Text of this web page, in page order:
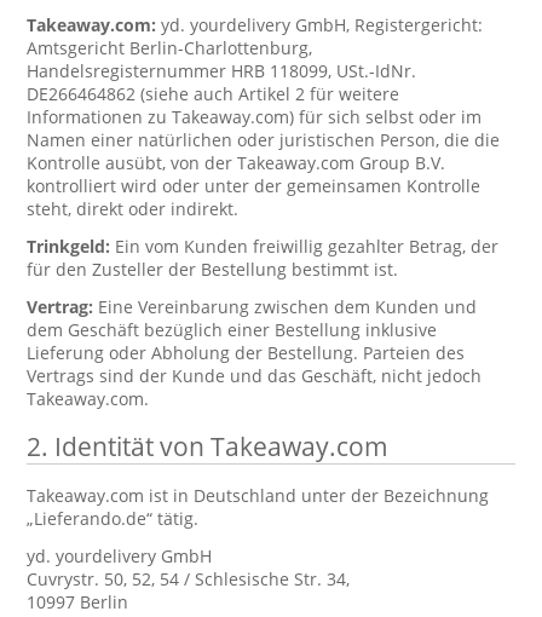
Takeaway.com:yd. yourdelivery GmbH, Registergericht:
Amtsgericht Berlin-Charlottenburg,
Handelsregisternummer HRB 118099, USt.-IdNr.
DE266464862 (siehe auch Artikel 2 für weitere
Informationen zu Takeaway.com) für sich selbst oder im
Namen einer natürlichen oder juristischen Person, die die
Kontrolle ausübt, von der Takeaway.com Group B.V.
kontrolliert wird oder unter der gemeinsamen Kontrolle
steht, direkt oder indirekt.
Trinkgeld: Ein vom Kunden freiwillig gezahlter Betrag, der
für den Zusteller der Bestellung bestimmt ist.
Vertrag: Eine Vereinbarung zwischen dem Kunden und
dem Geschäft bezüglich einer Bestellung inklusive
Lieferung oder Abholung der Bestellung. Parteien des
Vertrags sind der Kunde und das Geschäft, nicht jedoch
Takeaway.com.
2. Identität von Takeaway.com
Takeaway.com ist in Deutschland unter der Bezeichnung
„Lieferando.de“ tätig.
yd. yourdelivery GmbH
Cuvrystr. 50, 52, 54 / Schlesische Str. 34,
10997 Berlin